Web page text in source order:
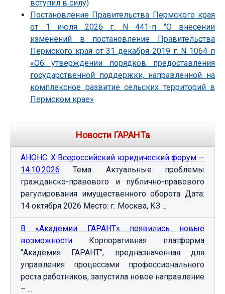
вступил в силу)
Постановление Правительства Пермского края
от 1 июля 2026 г. N 441-п "О внесении
изменений в постановление Правительства
Пермского края от 31 декабря 2019 г. N 1064-п
«Об утверждении порядков предоставления
государственной поддержки, направленной на
комплексное развитие сельских территорий в
Пермском крае»
Новости ГАРАНТа
АНОНС: Х Всероссийский юридический форум —
14.10.2026 Тема: Актуальные проблемы
гражданско-правового и публично-правового
регулирования имущественного оборота Дата:
14 октября 2026 Место: г. Москва, КЗ ...
В «Академии ГАРАНТ» появились новые
возможности Корпоративная платформа
"Академия ГАРАНТ", предназначенная для
управления процессами профессионального
роста работников, запустила новое направление
– ...